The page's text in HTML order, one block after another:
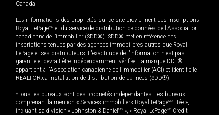
Canada
Les informations des propriétés sur ce site proviennent des inscriptions
Royal LePageMD et du service de distribution de données de l'Association
canadienne de l’immobilier (SDD®). SDD® met en référence des
inscriptions tenues par des agences immobilières autres que Royal
LePage et ses distributeurs. L'exactitude de l'information n'est pas
garantie et devrait être indépendamment vérifiée. La marque DDF®
appartient à l'Association canadienne de l’immobilier (ACI) et identifie le
REALTOR.ca Installation de distribution de données (SDD®).
*Tous les bureaux sont des propriétés indépendantes. Les bureaux
comprenant la mention « Services immobiliers Royal LePageMD Ltée »,
incluant sa division « Johnston & Daniel MD », « Royal LePageMD Credit